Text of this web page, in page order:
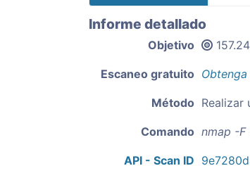
Informe detallado
Objetivo
Escaneo gratuito
Método Realizar
Comando nmap -F
API - Scan ID